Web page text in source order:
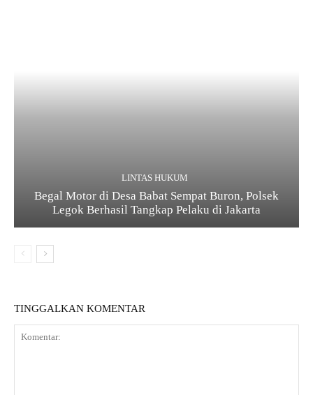
LINTAS HUKUM
Begal Motor di Desa Babat Sempat Buron, Polsek
Legok Berhasil Tangkap Pelaku di Jakarta
TINGGALKAN KOMENTAR